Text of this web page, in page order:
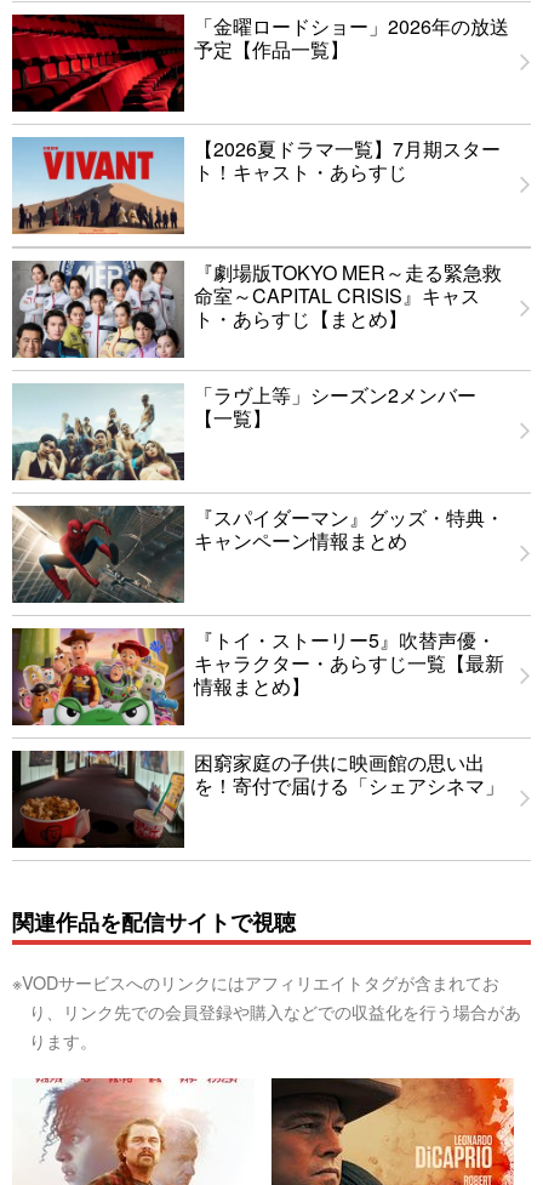
「金曜ロードショー」2026年の放送
予定【作品一覧】
【2026夏ドラマ一覧】7月期スター
ト！キャスト・あらすじ
『劇場版TOKYO MER～走る緊急救
命室～CAPITAL CRISIS』キャス
ト・あらすじ【まとめ】
「ラヴ上等」シーズン2メンバー
【一覧】
『スパイダーマン』グッズ・特典・
キャンペーン情報まとめ
『トイ・ストーリー5』吹替声優・
キャラクター・あらすじ一覧【最新
情報まとめ】
困窮家庭の子供に映画館の思い出
を！寄付で届ける「シェアシネマ」
関連作品を配信サイトで視聴
※VODサービスへのリンクにはアフィリエイトタグが含まれてお
り、リンク先での会員登録や購入などでの収益化を行う場合があ
ります。